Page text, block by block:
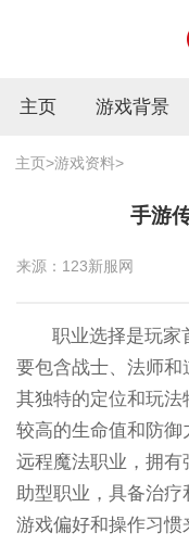
主页 游戏背景
主页>游戏资料>
手游
来源：123新服网
职业选择是玩家
要包含战士、法师
其独特的定位和玩
较高的生命值和防
远程魔法职业，拥
助型职业，具备治
游戏偏好和操作习惯